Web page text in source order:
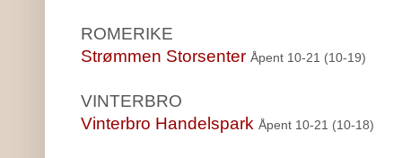
ROMERIKE
Strømmen Storsenter Åpent 10-21 (10-19)
VINTERBRO
Vinterbro Handelspark Åpent 10-21 (10-18)